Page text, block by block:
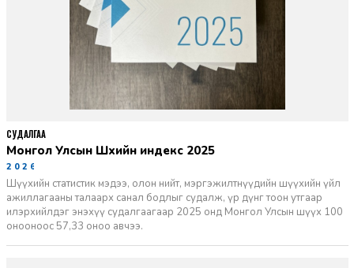
Монгол Улсын Шүүхийн индекс 2025
2026-06-11
Шүүхийн статистик мэдээ, олон нийт, мэргэжилтнүүдийн шүүхийн үйл
ажиллагааны талаарх санал бодлыг судалж, үр дүнг тоон утгаар
илэрхийлдэг энэхүү судалгаагаар 2025 онд Монгол Улсын шүүх 100
онооноос 57,33 оноо авчээ.
СУДАЛГАА